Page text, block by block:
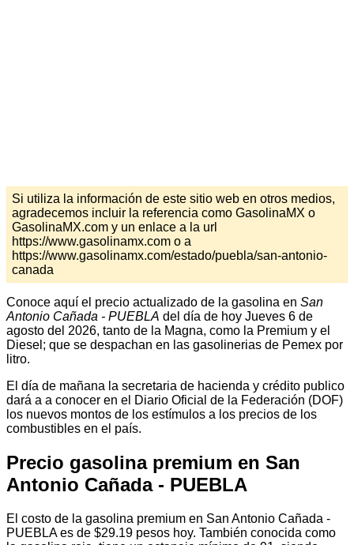
Si utiliza la información de este sitio web en otros medios,
agradecemos incluir la referencia como GasolinaMX o
GasolinaMX.com y un enlace a la url
https://www.gasolinamx.com o a
https://www.gasolinamx.com/estado/puebla/san-antonio-
canada
Conoce aquí el precio actualizado de la gasolina en San
Antonio Cañada - PUEBLA del día de hoy Jueves 6 de
agosto del 2026, tanto de la Magna, como la Premium y el
Diesel; que se despachan en las gasolinerias de Pemex por
litro.
El día de mañana la secretaria de hacienda y crédito publico
dará a a conocer en el Diario Oficial de la Federación (DOF)
los nuevos montos de los estímulos a los precios de los
combustibles en el país.
Precio gasolina premium en San
Antonio Cañada - PUEBLA
El costo de la gasolina premium en San Antonio Cañada -
PUEBLA es de $29.19 pesos hoy. También conocida como